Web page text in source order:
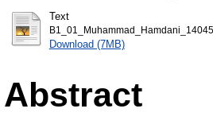
Text
Download (7MB)
Abstract